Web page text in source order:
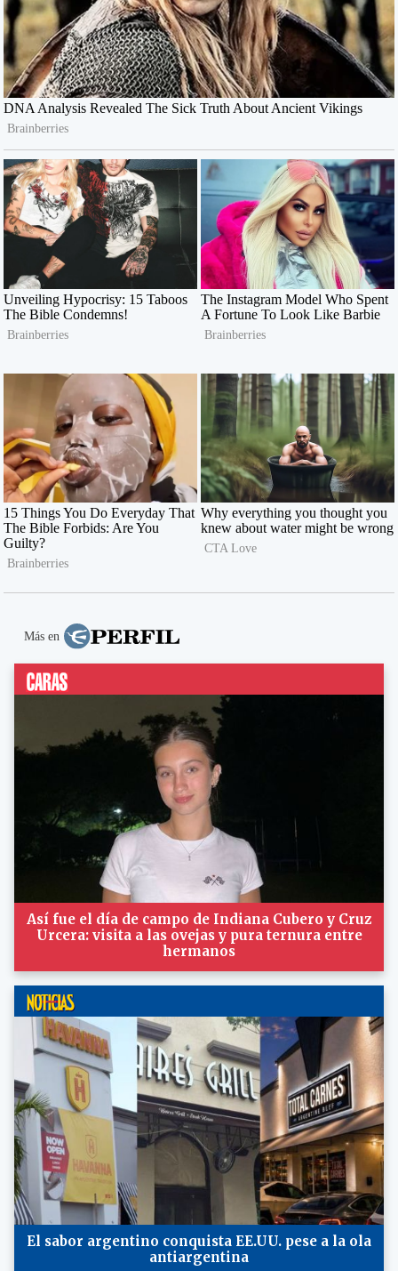
Más en
Así fue el día de campo de Indiana Cubero y Cruz
Urcera: visita a las ovejas y pura ternura entre
hermanos
El sabor argentino conquista EE.UU. pese a la ola
antiargentina